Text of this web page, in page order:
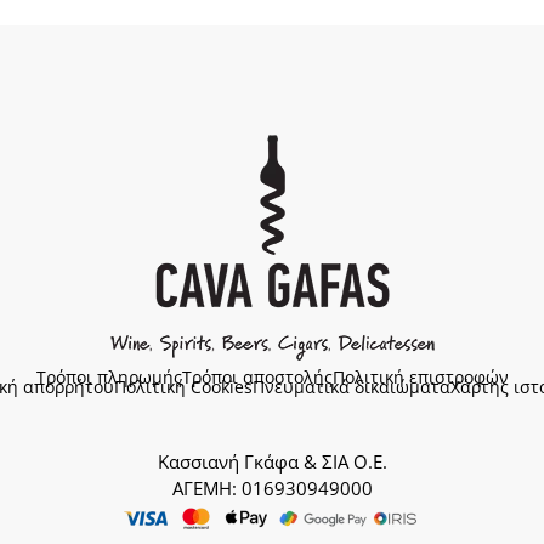
Τρόποι πληρωμήςΤρόποι αποστολήςΠολιτική επιστροφών
απορρήτουΠολιτική CookiesΠνευματικά δικαιώματαΧάρτης
Κασσιανή Γκάφα & ΣΙΑ Ο.Ε.
ΑΓΕΜΗ: 016930949000